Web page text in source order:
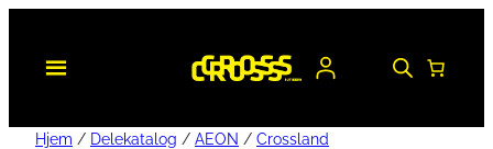
Hjem / Delekatalog / AEON / Crossland